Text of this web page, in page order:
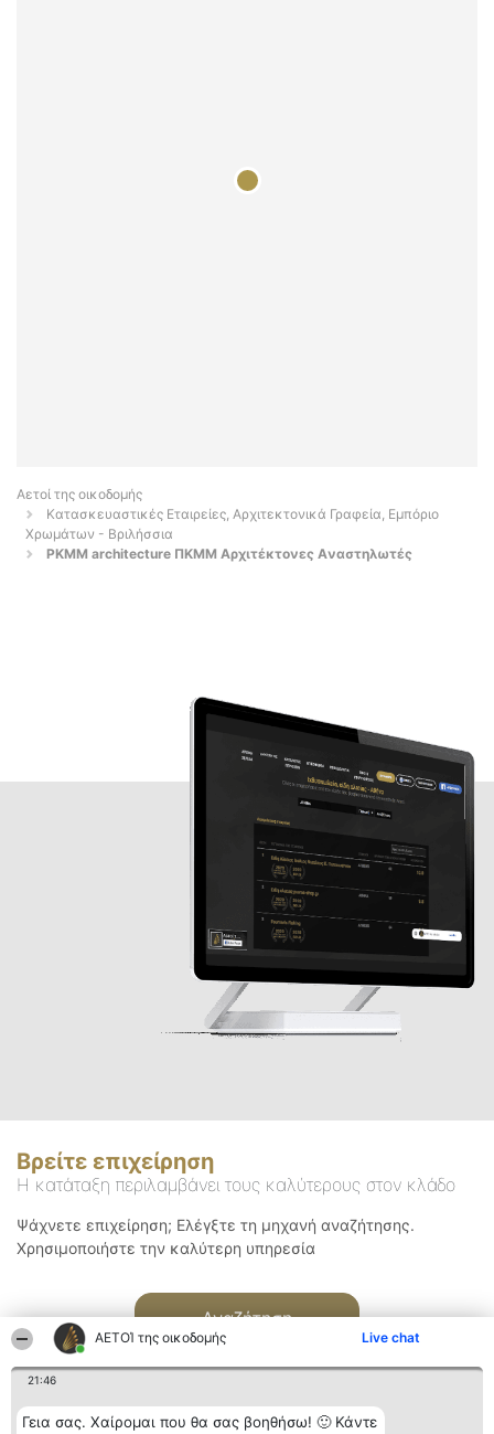
ΑΕΤΟΊ της οικοδομής Live chat
21:46
Γεια σας. Χαίρομαι που θα σας βοηθήσω! 🙂 Κάντε
Αετοί της οικοδομής
Κατασκευαστικές Εταιρείες, Αρχιτεκτονικά Γραφεία, Εμπόριο
Χρωμάτων - Βριλήσσια
PKMM architecture ΠΚΜΜ Αρχιτέκτονες Aναστηλωτές
Βρείτε επιχείρηση
Η κατάταξη περιλαμβάνει τους καλύτερους στον κλάδο
Ψάχνετε επιχείρηση; Ελέγξτε τη μηχανή αναζήτησης.
Χρησιμοποιήστε την καλύτερη υπηρεσία
Αναζήτηση